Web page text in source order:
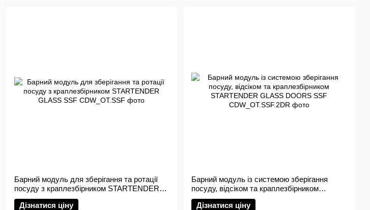
Барний модуль для зберігання та ротації
посуду з краплезбірником STARTENDER
GLASS SSF
Дізнатися ціну
Барний модуль із системою зберігання
посуду, відсіком та краплезбірником
STARTENDER GLASS DOORS SSF
Дізнатися ціну